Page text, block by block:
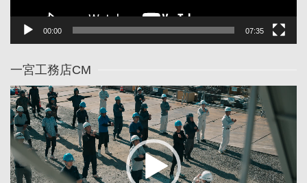
00:00 07:35
一宮工務店CM
動
画
プ
レ
ー
ヤ